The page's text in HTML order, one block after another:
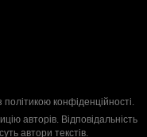
політикою конфіденційності.
авторів. Відповідальність
автори текстів.